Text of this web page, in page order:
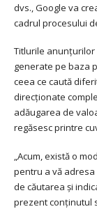
dvs., Google va
cadrul procesului
Titlurile
generate pe baza
ceea ce caută
direcționate
adăugarea de
regăsesc printre
„Acum, există o
pentru a vă adresa
de căutarea și
prezent conținutul